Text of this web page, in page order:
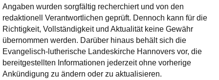
Angaben wurden sorgfältig recherchiert und von den
redaktionell Verantwortlichen geprüft. Dennoch kann für die
Richtigkeit, Vollständigkeit und Aktualität keine Gewähr
übernommen werden. Darüber hinaus behält sich die
Evangelisch-lutherische Landeskirche Hannovers vor, die
bereitgestellten Informationen jederzeit ohne vorherige
Ankündigung zu ändern oder zu aktualisieren.